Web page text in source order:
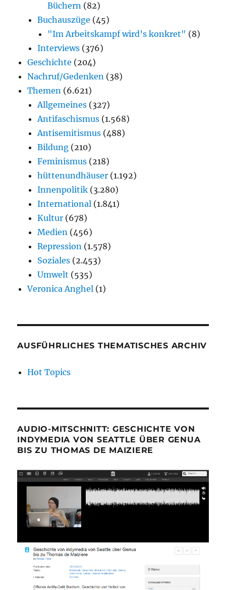
Büchern (82)
Buchauszüge (45)
"Im Arbeitskampf wird’s konkret" (8)
Interviews (376)
Geschichte (204)
Nachruf/Gedenken (38)
Themen (6.621)
Allgemeines (327)
Antifaschismus (1.568)
Antisemitismus (488)
Bildung (210)
Feminismus (218)
hüttenundhäuser (1.192)
Innenpolitik (3.280)
International (1.841)
Kultur (678)
Medien (456)
Repression (1.578)
Soziales (2.453)
Umwelt (535)
Veronica Anghel (1)
AUSFÜHRLICHES THEMATISCHES ARCHIV
Hot Topics
AUDIO-MITSCHNITT: GESCHICHTE VON
INDYMEDIA VON SEATTLE ÜBER GENUA
BIS ZU THOMAS DE MAIZIERE